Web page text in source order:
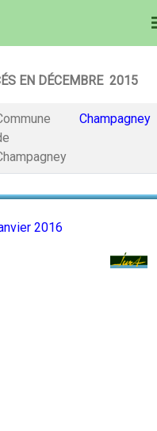
EN DÉCEMBRE 2015
Champagney
2016